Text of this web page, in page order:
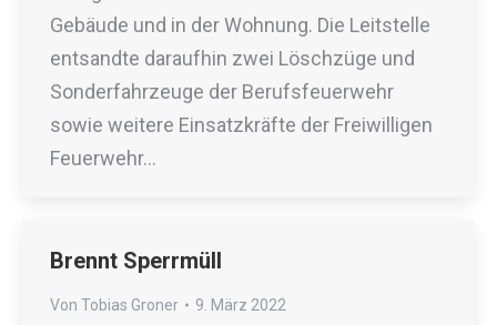
Gebäude und in der Wohnung. Die Leitstelle
entsandte daraufhin zwei Löschzüge und
Sonderfahrzeuge der Berufsfeuerwehr
sowie weitere Einsatzkräfte der Freiwilligen
Feuerwehr…
Brennt Sperrmüll
Von Tobias Groner 9. März 2022